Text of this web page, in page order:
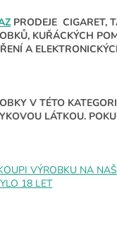
PRODEJE CIGARET,
KUŘÁCKÝCH
A
V TÉTO
LÁTKOU.
VÝROBKU NA
18 LET